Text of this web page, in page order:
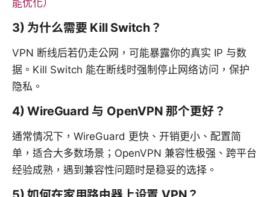
能优化）
3) 为什么需要 Kill Switch？
VPN 断线后若仍走公网，可能暴露你的真实 IP 与数
据。Kill Switch 能在断线时强制停止网络访问，保护
隐私。
4) WireGuard 与 OpenVPN 那个更好？
通常情况下，WireGuard 更快、开销更小、配置简
单，适合大多数场景；OpenVPN 兼容性极强、跨平台
经验成熟，遇到兼容性问题时是稳妥的选择。